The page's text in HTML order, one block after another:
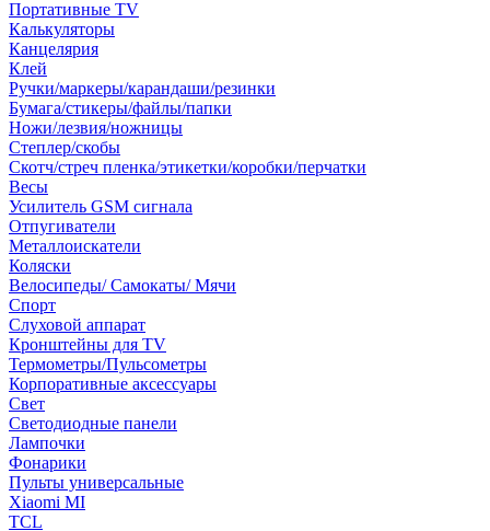
Портативные TV
Калькуляторы
Канцелярия
Клей
Ручки/маркеры/карандаши/резинки
Бумага/стикеры/файлы/папки
Ножи/лезвия/ножницы
Степлер/скобы
Скотч/стреч пленка/этикетки/коробки/перчатки
Весы
Усилитель GSM сигнала
Отпугиватели
Металлоискатели
Коляски
Велосипеды/ Самокаты/ Мячи
Спорт
Слуховой аппарат
Кронштейны для TV
Термометры/Пульсометры
Корпоративные аксессуары
Свет
Светодиодные панели
Лампочки
Фонарики
Пульты универсальные
Xiaomi MI
TCL